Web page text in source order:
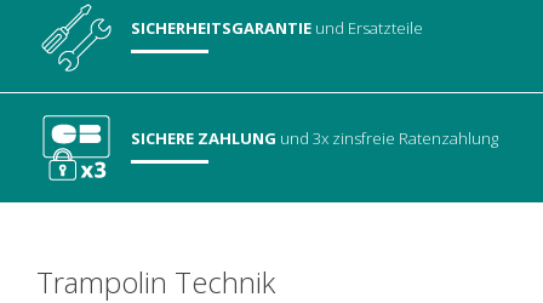
SICHERHEITSGARANTIE und Ersatzteile
SICHERE ZAHLUNG und 3x zinsfreie Ratenzahlung
Trampolin Technik